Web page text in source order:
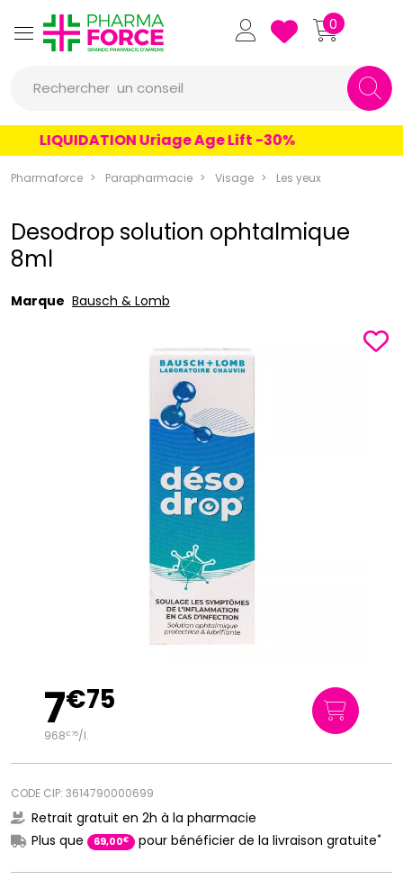
Pharmaforce Grande Pharmacie
0
Rechercher
une marque
un conseil
un produit
une marque
LIQUIDATION Uriage Age Lift -30%
Pharmaforce Parapharmacie Visage Les yeux
Desodrop solution ophtalmique
8ml
Marque Bausch & Lomb
7€75
968€75/l.
CODE CIP: 3614790000699
Retrait gratuit en 2h à la pharmacie
Plus que
69,00€ pour bénéficier de la livraison gratuite*